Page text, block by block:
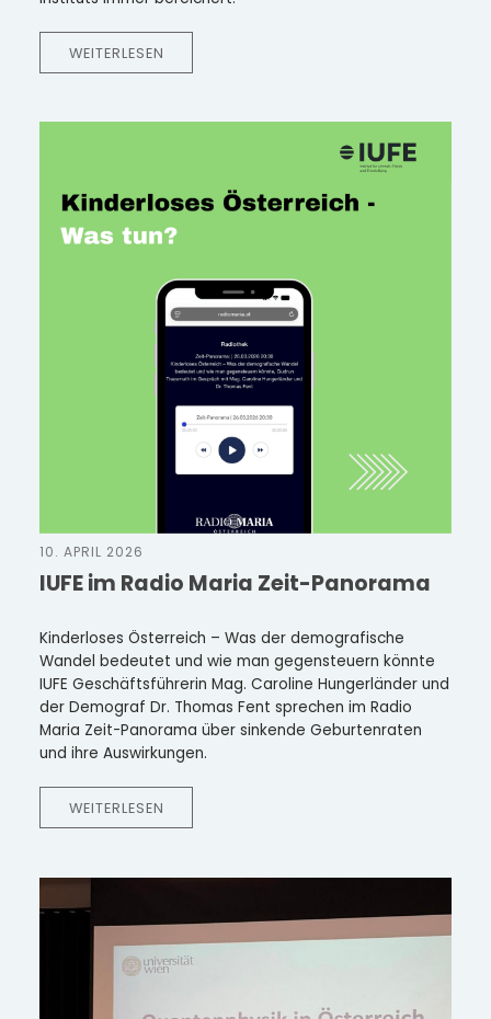
WEITERLESEN
10. APRIL 2026
IUFE im Radio Maria Zeit-Panorama
Kinderloses Österreich – Was der demografische
Wandel bedeutet und wie man gegensteuern könnte
IUFE Geschäftsführerin Mag. Caroline Hungerländer und
der Demograf Dr. Thomas Fent sprechen im Radio
Maria Zeit-Panorama über sinkende Geburtenraten
und ihre Auswirkungen.
WEITERLESEN